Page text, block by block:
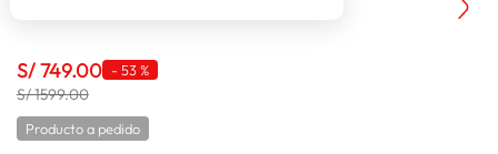
6
7. laptop
8. terrex
S/749.00 - 53 %
S/ 1599.00
Producto a pedido